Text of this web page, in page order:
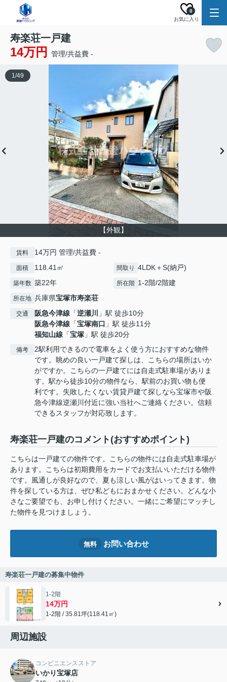
お気に入り
0
寿楽荘一戸建
14万円 管理/共益費 -
【外観】
1/49
賃料 14万円 管理/共益費 -
面積 118.41㎡ 間取り 4LDK＋S(納戸)
築年数 築22年 所在階 1-2階/2階建
所在地 兵庫県宝塚市寿楽荘
交通 阪急今津線 「逆瀬川
」駅 徒歩10分
阪急今津線 「宝塚南口 」駅 徒歩11分
福知山線 「宝塚 」駅 徒歩20分
備考
2駅利用できるので電車をよく使う方におすすめな物件
です。眺めの良い一戸建て探しは、こちらの場所はいか
がですか。こちらの一戸建てには自走式駐車場がありま
す。駅から徒歩10分の物件なら、駅前のお買い物も便
利です。失敗したくない賃貸戸建て探しなら宝塚市や阪
急今津線逆瀬川付近に強い当社へご連絡ください。信頼
できるスタッフが対応致します。
寿楽荘一戸建のコメント(おすすめポイント)
こちらは一戸建ての物件です。こちらの物件には自走式駐車場が
あります。こちらは初期費用をカードでお支払いいただける物件
です。風通しが良好なので、夏も涼しい風がはいってきます。物
件を探している方は、ぜひ私どもにおまかせください。どんな小
さなご要望でも、お申し付けください。一緒にご希望にマッチし
た物件を見つけましょう。
無料 お問い合わせ
寿楽荘一戸建の募集中物件
1-2階
14万円
1-2階 / 35.81坪(118.41㎡)
周辺施設
コンビニエンスストア
いかり宝塚店